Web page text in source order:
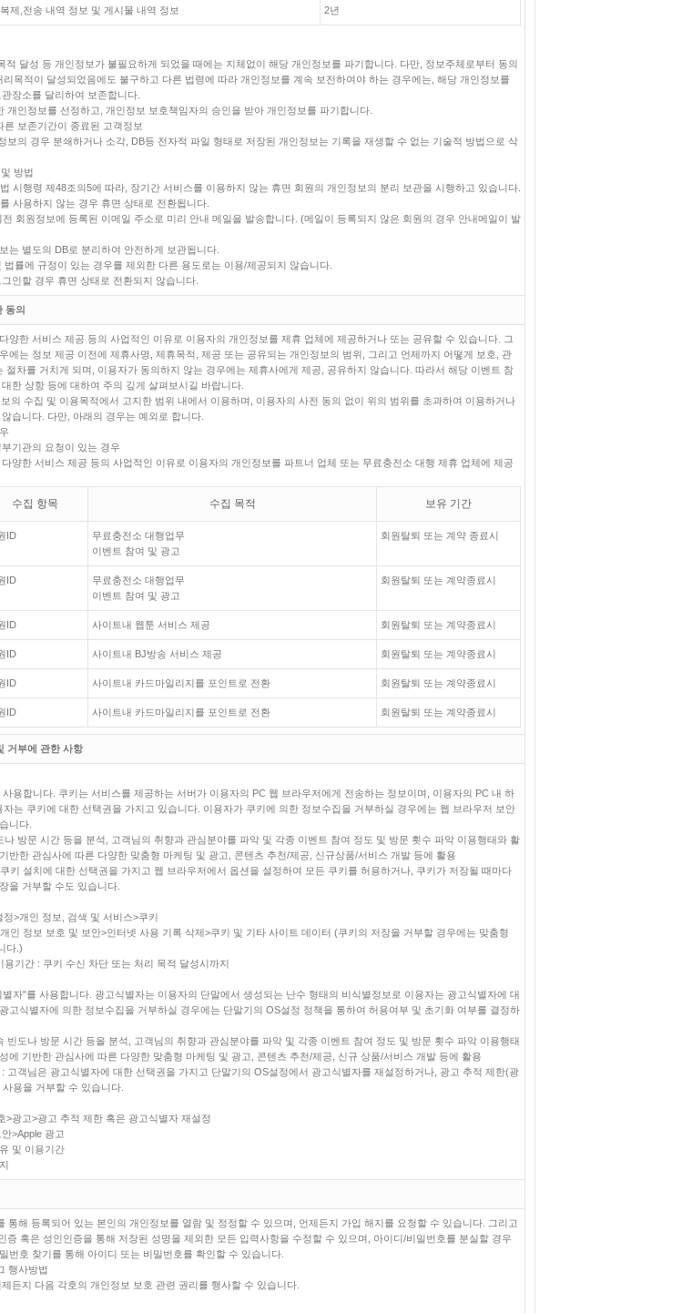
복제,전송 내역 정보 및 게시물 내역 정보 2년
적 달성 등 개인정보가 불필요하게 되었을 때에는 지체없이 해당 개인정보를 파기합니다. 다만, 정보주체로부터 동의
목적이 달성되었음에도 불구하고 다른 법령에 따라 개인정보를 계속 보전하여야 하는 경우에는, 해당 개인정보를
장소를 달리하여 보존합니다.
개인정보를 선정하고, 개인정보 보호책임자의 승인을 받아 개인정보를 파기합니다.
보존기간이 종료된 고객정보
보의 경우 분쇄하거나 소각, DB등 전자적 파일 형태로 저장된 개인정보는 기록을 재생할 수 없는 기술적 방법으로 삭
방법
시행령 제48조의5에 따라, 장기간 서비스를 이용하지 않는 휴면 회원의 개인정보의 분리 보관을 시행하고 있습니다.
사용하지 않는 경우 휴면 상태로 전환됩니다.
회원정보에 등록된 이메일 주소로 미리 안내 메일을 발송합니다. (메일이 등록되지 않은 회원의 경우 안내메일이 발
는 별도의 DB로 분리하여 안전하게 보관됩니다.
률에 규정이 있는 경우를 제외한 다른 용도로는 이용/제공되지 않습니다.
인할 경우 휴면 상태로 전환되지 않습니다.
동의
양한 서비스 제공 등의 사업적인 이유로 이용자의 개인정보를 제휴 업체에 제공하거나 또는 공유할 수 있습니다. 그
에는 정보 제공 이전에 제휴사명, 제휴목적, 제공 또는 공유되는 개인정보의 범위, 그리고 언제까지 어떻게 보호, 관
절차를 거치게 되며, 이용자가 동의하지 않는 경우에는 제휴사에게 제공, 공유하지 않습니다. 따라서 해당 이벤트 참
한 상항 등에 대하여 주의 깊게 살펴보시길 바랍니다.
의 수집 및 이용목적에서 고지한 범위 내에서 이용하며, 이용자의 사전 동의 없이 위의 범위를 초과하여 이용하거나
습니다. 다만, 아래의 경우는 예외로 합니다.
기관의 요청이 있는 경우
양한 서비스 제공 등의 사업적인 이유로 이용자의 개인정보를 파트너 업체 또는 무료충전소 대행 제휴 업체에 제공
수집 항목 수집 목적 보유 기간
ID
무료충전소 대행업무
이벤트 참여 및 광고
회원탈퇴 또는 계약 종료시
ID
무료충전소 대행업무
이벤트 참여 및 광고
회원탈퇴 또는 계약종료시
ID 사이트내 웹툰 서비스 제공 회원탈퇴 또는 계약종료시
ID 사이트내 BJ방송 서비스 제공 회원탈퇴 또는 계약종료시
ID 사이트내 카드마일리지를 포인트로 전환 회원탈퇴 또는 계약종료시
ID 사이트내 카드마일리지를 포인트로 전환 회원탈퇴 또는 계약종료시
거부에 관한 사항
용합니다. 쿠키는 서비스를 제공하는 서버가 이용자의 PC 웹 브라우저에게 전송하는 정보이며, 이용자의 PC 내 하
는 쿠키에 대한 선택권을 가지고 있습니다. 이용자가 쿠키에 의한 정보수집을 거부하실 경우에는 웹 브라우저 보안
니다.
방문 시간 등을 분석, 고객님의 취향과 관심분야를 파악 및 각종 이벤트 참여 정도 및 방문 횟수 파악 이용행태와 활
반한 관심사에 따른 다양한 맞춤형 마케팅 및 광고, 콘텐츠 추천/제공, 신규상품/서비스 개발 등에 활용
키 설치에 대한 선택권을 가지고 웹 브라우저에서 옵션을 설정하여 모든 쿠키를 허용하거나, 쿠키가 저장될 때마다
을 거부할 수도 있습니다.
>개인 정보, 검색 및 서비스>쿠키
인 정보 보호 및 보안>인터넷 사용 기록 삭제>쿠키 및 기타 사이트 데이터 (쿠키의 저장을 거부할 경우에는 맞춤형
다.)
기간 : 쿠키 수신 차단 또는 처리 목적 달성시까지
자"를 사용합니다. 광고식별자는 이용자의 단말에서 생성되는 난수 형태의 비식별정보로 이용자는 광고식별자에 대
고식별자에 의한 정보수집을 거부하실 경우에는 단말기의 OS설정 정책을 통하여 허용여부 및 초기화 여부를 결정하
빈도나 방문 시간 등을 분석, 고객님의 취향과 관심분야를 파악 및 각종 이벤트 참여 정도 및 방문 횟수 파악 이용행태
에 기반한 관심사에 따른 다양한 맞춤형 마케팅 및 광고, 콘텐츠 추천/제공, 신규 상품/서비스 개발 등에 활용
고객님은 광고식별자에 대한 선택권을 가지고 단말기의 OS설정에서 광고식별자를 재설정하거나, 광고 추적 제한(광
용을 거부할 수 있습니다.
>광고>광고 추적 제한 혹은 광고식별자 재설정
>Apple 광고
및 이용기간
통해 등록되어 있는 본인의 개인정보를 열람 및 정정할 수 있으며, 언제든지 가입 해지를 요청할 수 있습니다. 그리고
증 혹은 성인인증을 통해 저장된 성명을 제외한 모든 입력사항을 수정할 수 있으며, 아이디/비밀번호를 분실할 경우
번호 찾기를 통해 아이디 또는 비밀번호를 확인할 수 있습니다.
행사방법
든지 다음 각호의 개인정보 보호 관련 권리를 행사할 수 있습니다.